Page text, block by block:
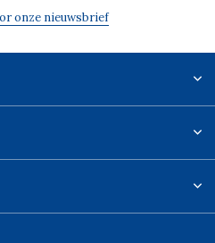
onze nieuwsbrief